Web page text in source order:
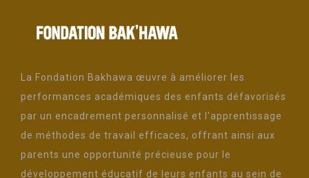
La Fondation Bakhawa œuvre à améliorer les
performances académiques des enfants défavorisés
par un encadrement personnalisé et l'apprentissage
de méthodes de travail efficaces, offrant ainsi aux
parents une opportunité précieuse pour le
développement éducatif de leurs enfants au sein de